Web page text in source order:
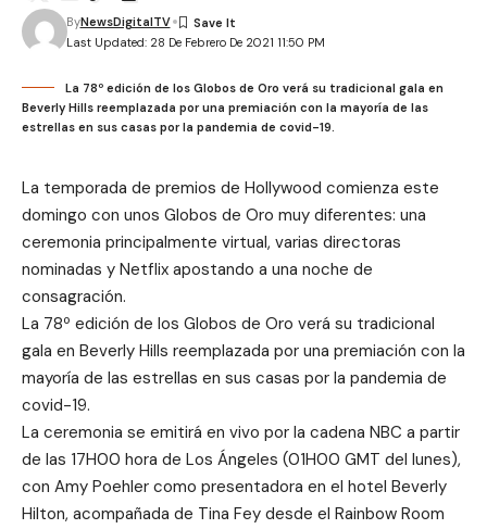
Last Updated: 28 De Febrero De 2021 11:50 PM
ByNewsDigitalTV
La 78º edición de los Globos de Oro verá su tradicional gala en
Beverly Hills reemplazada por una premiación con la mayoría de las
estrellas en sus casas por la pandemia de covid-19.
La temporada de premios de Hollywood comienza este
domingo con unos Globos de Oro muy diferentes: una
ceremonia principalmente virtual, varias directoras
nominadas y Netflix apostando a una noche de
consagración.
La 78º edición de los Globos de Oro verá su tradicional
gala en Beverly Hills reemplazada por una premiación con la
mayoría de las estrellas en sus casas por la pandemia de
covid-19.
La ceremonia se emitirá en vivo por la cadena NBC a partir
de las 17H00 hora de Los Ángeles (01H00 GMT del lunes),
con Amy Poehler como presentadora en el hotel Beverly
Hilton, acompañada de Tina Fey desde el Rainbow Room